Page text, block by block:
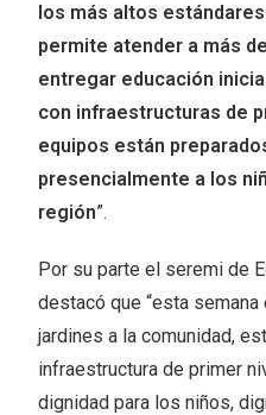
los más altos
permite atender a más
entregar educación
con infraestructuras de
equipos están
presencialmente a los
región”.
Por su parte el seremi de
destacó que “esta
jardines a la comunidad,
infraestructura de primer
dignidad para los niños,